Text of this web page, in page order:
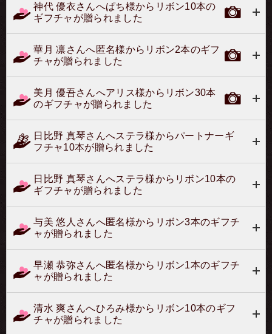
神代 優衣さんへぱち様からリボン10本の
ギフチャが贈られました
華月 凛さんへ匿名様からリボン2本のギフ
チャが贈られました
美月 優吾さんへアリス様からリボン30本
のギフチャが贈られました
日比野 真琴さんへステラ様からパートナーギ
フチャ10本が贈られました
日比野 真琴さんへステラ様からリボン10本の
ギフチャが贈られました
与美 悠人さんへ匿名様からリボン3本のギフチ
ャが贈られました
早瀬 恭弥さんへ匿名様からリボン1本のギフチ
ャが贈られました
清水 爽さんへひろみ様からリボン10本のギフ
チャが贈られました